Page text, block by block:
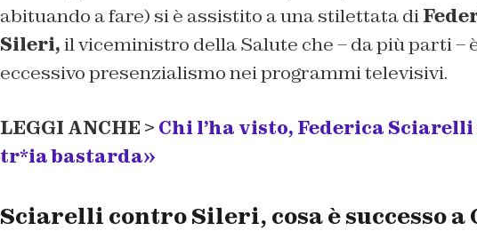
abituando a fare) si è assistito a una stilettata di
Sileri,il viceministro della Salute che – da più parti –
eccessivo presenzialismo nei programmi televisivi.
LEGGI ANCHE > Chi l’ha visto, Federica Sciarelli
tr*ia bastarda»
Sciarelli contro Sileri, cosa è successo a